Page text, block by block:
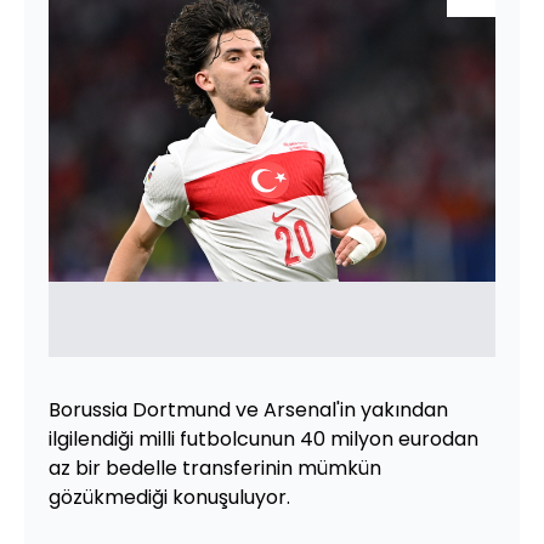
Borussia Dortmund ve Arsenal'in yakından
ilgilendiği milli futbolcunun 40 milyon eurodan
az bir bedelle transferinin mümkün
gözükmediği konuşuluyor.